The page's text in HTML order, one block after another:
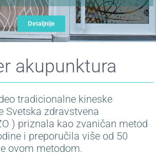
Detaljnije
akupunktura
tradicionalne kineske
Svetska zdravstvena
) priznala kao zvaničan metod
i preporučila više od 50
ovom metodom.